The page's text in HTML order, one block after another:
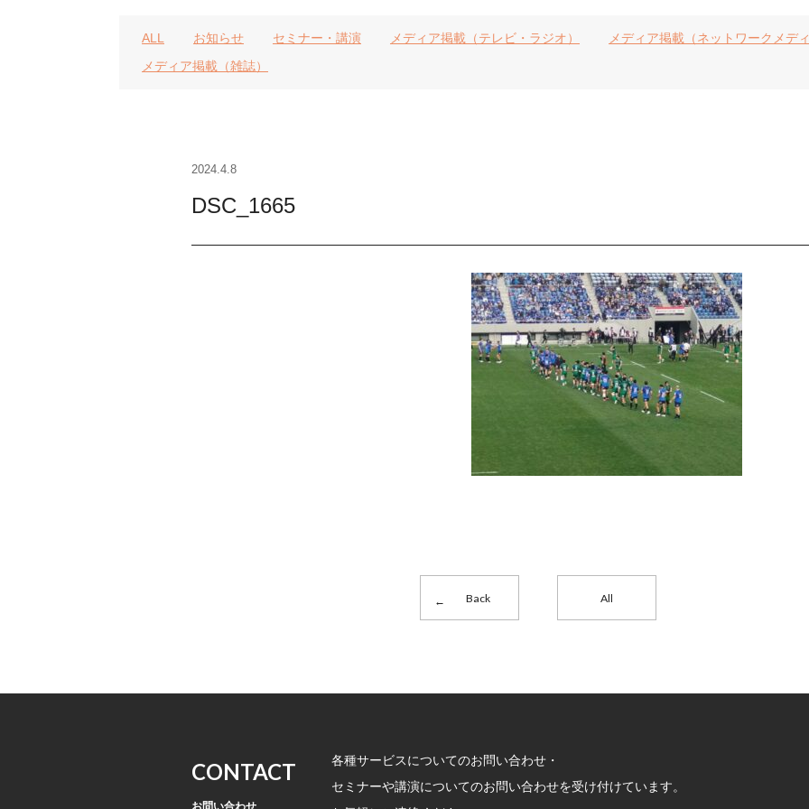
ALL お知らせ セミナー・講演 メディア掲載（テレビ・ラジオ） メディア掲載（ネットワークメディ
メディア掲載（雑誌）
2024.4.8
DSC_1665
Back All
CONTACT
お問い合わせ
各種サービスについてのお問い合わせ・
セミナーや講演についてのお問い合わせを受け付けています。